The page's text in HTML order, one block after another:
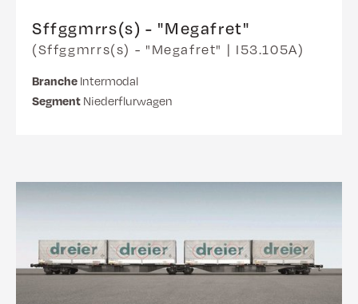
Sffggmrrs(s) - "Megafret"
(Sffggmrrs(s) - "Megafret" | I53.105A)
Branche Intermodal
Segment Niederflurwagen